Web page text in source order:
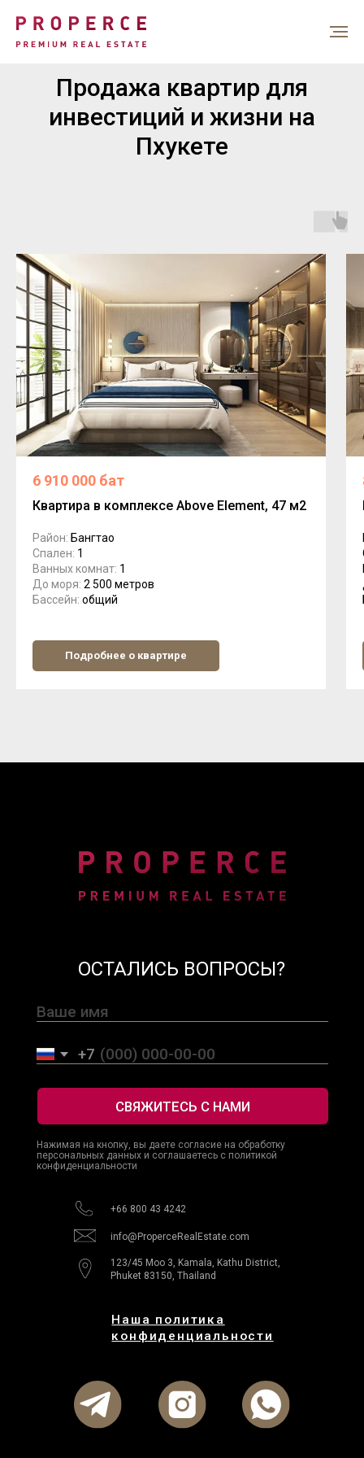
Продажа квартир для
инвестиций и жизни на
Пхукете
6 910 000 бат
Квартира в комплексе Above Element, 47 м2
Район: Бангтао
Спален: 1
Ванных комнат: 1
До моря: 2 500 метров
Бассейн: общий
Подробнее о квартире
© 2025 Properce Real Estate. Все права защищены
персональных данных и соглашаетесь c политикой
конфиденциальности
+66 800 43 4242
123/45 Moo 3, Kamala, Kathu District,
Phuket 83150, Thailand
Наша политика